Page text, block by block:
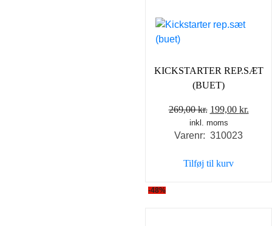
KICKSTARTER REP.SÆT
(BUET)
269,00kr. Den
oprindelige
pris
269,00 kr..
199,00 kr.
inkl. moms
Varenr: 310023
Tilføj til kurv
-48%